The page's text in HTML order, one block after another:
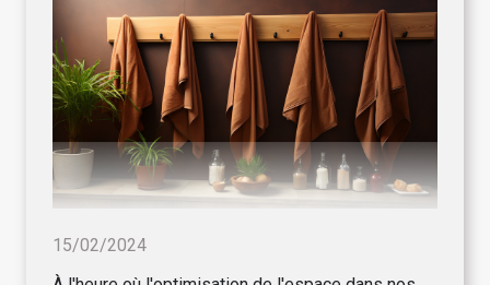
15/02/2024